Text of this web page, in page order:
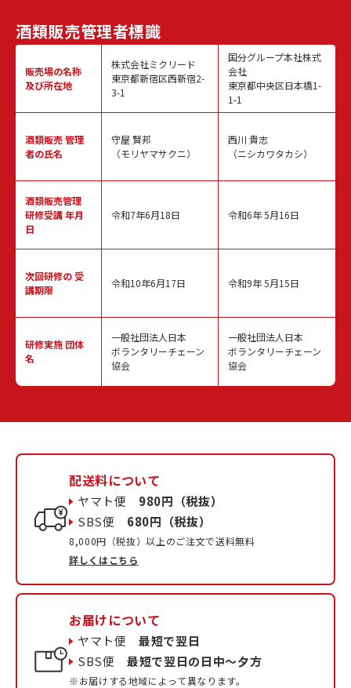
酒類販売管理者標識
販売場の名称
及び所在地
酒類販売管理
者の氏名
酒類販売管理
研修受講 年月
日
次回研修の受
講期限
研修実施 団体
名
株式会社ミクリード
東京都新宿区西新宿2-
3-1
守屋 賢邦
（モリヤマサクニ）
令和7年6月18日
令和10年6月17日
一般社団法人日本
ボランタリーチェーン
協会
国分グループ本社株式
会社
東京都中央区日本橋1-
1-1
西川 貴志
（ニシカワタカシ）
令和6年 5月16日
令和9年 5月15日
一般社団法人日本
ボランタリーチェーン
協会
配送料について
ヤマト便 980円（税抜）
SBS便 680円（税抜）
8,000円（税抜）以上のご注文で送料無料
詳しくはこちら
お届けについて
ヤマト便最短で翌日
SBS便最短で翌日の日中〜夕方
※お届けする地域によって異なります。